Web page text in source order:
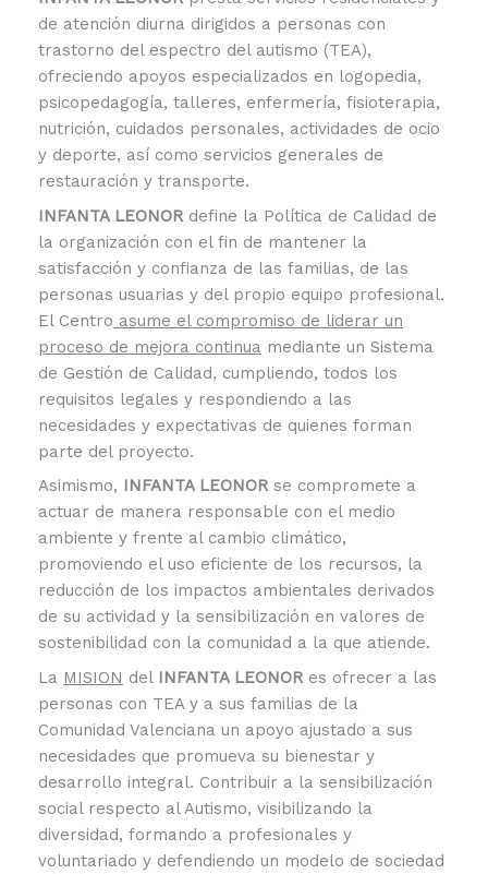
de atención diurna dirigidos a personas con
trastorno del espectro del autismo (TEA),
ofreciendo apoyos especializados en logopedia,
psicopedagogía, talleres, enfermería, fisioterapia,
nutrición, cuidados personales, actividades de ocio
y deporte, así como servicios generales de
restauración y transporte.
INFANTA LEONOR define la Política de Calidad de
la organización con el fin de mantener la
satisfacción y confianza de las familias, de las
personas usuarias y del propio equipo profesional.
El Centro asume el compromiso de liderar un
proceso de mejora continua mediante un Sistema
de Gestión de Calidad, cumpliendo, todos los
requisitos legales y respondiendo a las
necesidades y expectativas de quienes forman
parte del proyecto.
Asimismo, INFANTA LEONOR se compromete a
actuar de manera responsable con el medio
ambiente y frente al cambio climático,
promoviendo el uso eficiente de los recursos, la
reducción de los impactos ambientales derivados
de su actividad y la sensibilización en valores de
sostenibilidad con la comunidad a la que atiende.
La MISION del INFANTA LEONOR es ofrecer a las
personas con TEA y a sus familias de la
Comunidad Valenciana un apoyo ajustado a sus
necesidades que promueva su bienestar y
desarrollo integral. Contribuir a la sensibilización
social respecto al Autismo, visibilizando la
diversidad, formando a profesionales y
voluntariado y defendiendo un modelo de sociedad